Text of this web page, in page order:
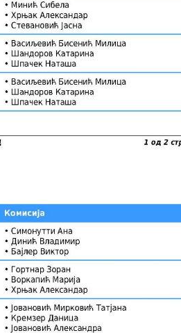
Распоред часова ОМШ
Распоред часова СМШ